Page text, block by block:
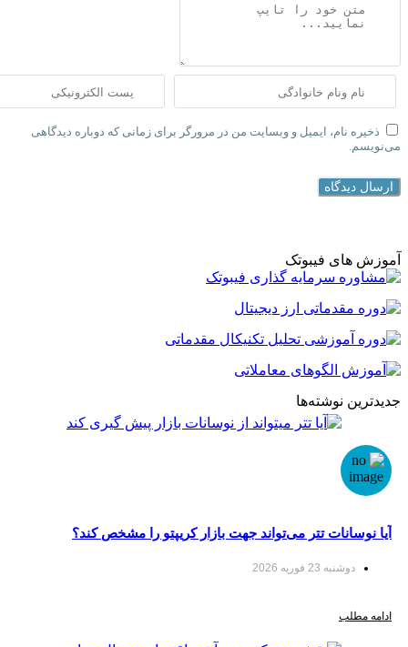
ایمیل و وبسایت من در مرورگر برای زمانی که دوباره دیدگاهی
فیبوتک
نوشته‌ها
تتر می‌تواند جهت بازار کریپتو را مشخص کند؟